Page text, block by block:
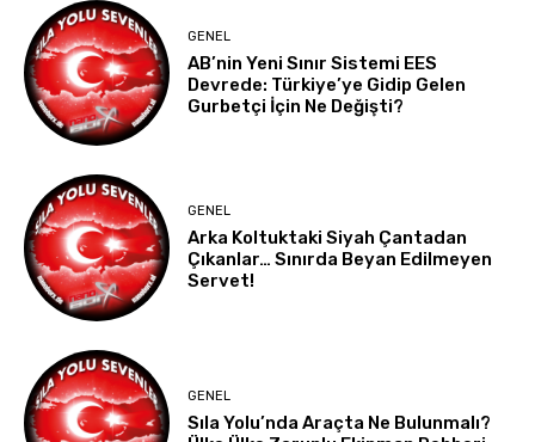
GENEL
AB’nin Yeni Sınır Sistemi EES
Devrede: Türkiye’ye Gidip Gelen
Gurbetçi İçin Ne Değişti?
GENEL
Arka Koltuktaki Siyah Çantadan
Çıkanlar… Sınırda Beyan Edilmeyen
Servet!
GENEL
Sıla Yolu’nda Araçta Ne Bulunmalı?